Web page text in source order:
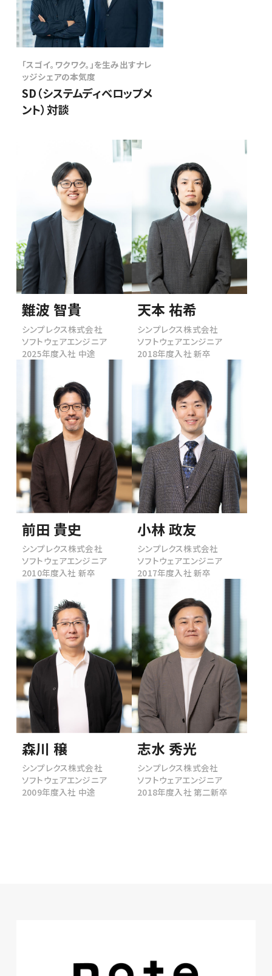
「スゴイ。ワクワク。」を生み出すナレ
ッジシェアの本気度
SD（システムディベロップメ
ント）対談
難波 智貴
シンプレクス株式会社
ソフトウェアエンジニア
2025年度入社 中途
天本 祐希
シンプレクス株式会社
ソフトウェアエンジニア
2018年度入社 新卒
前田 貴史
シンプレクス株式会社
ソフトウェアエンジニア
2010年度入社 新卒
小林 政友
シンプレクス株式会社
ソフトウェアエンジニア
2017年度入社 新卒
森川 穣
シンプレクス株式会社
ソフトウェアエンジニア
2009年度入社 中途
志水 秀光
シンプレクス株式会社
ソフトウェアエンジニア
2018年度入社 第二新卒
ビジネス コンサルタント
エンジニア／ PM／デザイナー
セールス／ コーポレート